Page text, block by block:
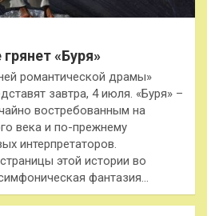
«Буря»
романтической драмы»
завтра, 4 июля. «Буря» –
востребованным на
века и по-прежнему
интерпретаторов.
этой истории во
фантазия…